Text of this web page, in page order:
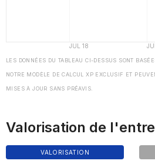
LES DONNÉES DU TABLEAU CI-DESSUS SONT
NOTRE MODÈLE DE CALCUL XP EXCLUSIF ET
MISES À JOUR SANS PRÉAVIS.
Valorisation de
VALORISATION